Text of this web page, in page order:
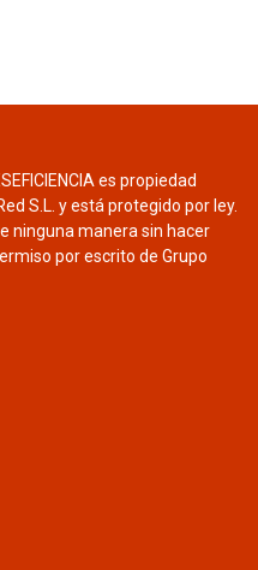
es propiedad
S.L. y está protegido por ley.
ninguna manera sin hacer
por escrito de Grupo